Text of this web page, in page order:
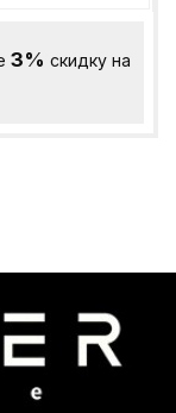
3% скидку на